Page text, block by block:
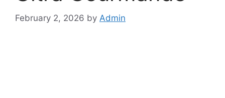
February 2, 2026 by Admin